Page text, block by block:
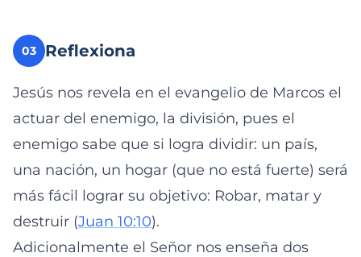
03 Reflexiona
Jesús nos revela en el evangelio de Marcos el
actuar del enemigo, la división, pues el
enemigo sabe que si logra dividir: un país,
una nación, un hogar (que no está fuerte) será
más fácil lograr su objetivo: Robar, matar y
destruir (Juan 10:10).
Adicionalmente el Señor nos enseña dos